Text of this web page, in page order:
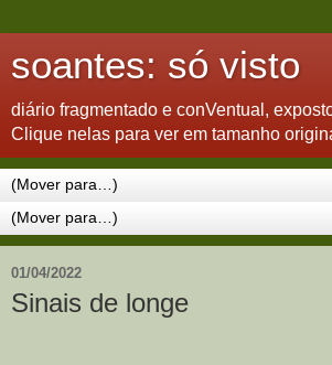
soantes: só visto
diário fragmentado e conVentual,
Clique nelas para ver em tamanho
01/04/2022
Sinais de longe